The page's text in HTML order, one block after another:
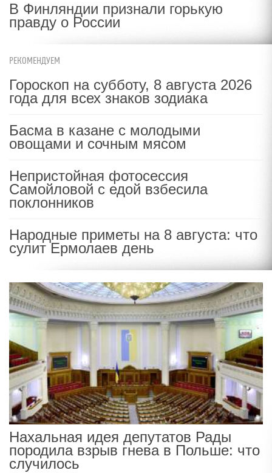
В Финляндии признали горькую
правду о России
РЕКОМЕНДУЕМ
Гороскоп на субботу, 8 августа 2026
года для всех знаков зодиака
Басма в казане с молодыми
овощами и сочным мясом
Непристойная фотосессия
Самойловой с едой взбесила
поклонников
Народные приметы на 8 августа: что
сулит Ермолаев день
Нахальная идея депутатов Рады
породила взрыв гнева в Польше: что
случилось